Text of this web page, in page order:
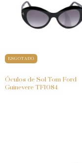
ESGOTADO
Óculos de Sol Tom Ford
Guinevere TF1084